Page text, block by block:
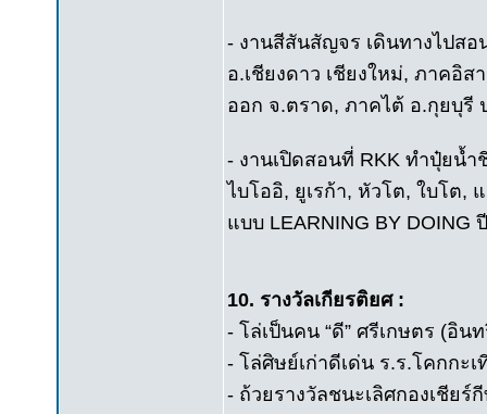
- งานสีสันสัญจร เดินทางไปส
อ.เชียงดาว เชียงใหม่, ภาคอิ
ออก จ.ตราด, ภาคไต้ อ.กุยบุรี
- งานเปิดสอนที่ RKK ทำปุ๋ยน้ำ
ไบโออิ, ยูเรก้า, หัวโต, ใบโต,
แบบ LEARNING BY DOING
10. รางวัลเกียรติยศ :
- โล่เป็นคน “ดี” ศรีเกษตร (อิ
- โล่ศิษย์เก่าดีเด่น ร.ร.โคกกะ
- ถ้วยรางวัลชนะเลิศกองเชีย